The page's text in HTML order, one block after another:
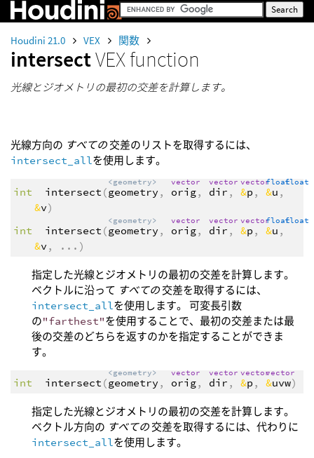
Houdini 21.0 VEX 関数
intersectVEX function
光線とジオメトリの最初の交差を計算します。
光線方向の すべての 交差のリストを取得するには、
intersect_allを使用します。
int intersect (
<geometry>
geometry ,
vector
orig,
vector
dir ,
vector
&p ,
float
&u ,
float
&v)
int
intersect (
<geometry>
geometry ,
vector
orig,
vector
dir ,
vector
&p ,
float
&u ,
float
&v , ... )
指定した光線とジオメトリの最初の交差を計算します。
ベクトルに沿って すべての 交差を取得するには、
intersect_allを使用します。 可変長引数
の"farthest"を使用することで、最初の交差または最
後の交差のどちらを返すのかを指定することができま
す。
int intersect (
<geometry>
geometry ,
vector
orig,
vector
dir ,
vector
&p ,
vector
&uvw)
指定した光線とジオメトリの最初の交差を計算します。
ベクトル方向の すべての 交差を取得するには、代わりに
intersect_allを使用します。